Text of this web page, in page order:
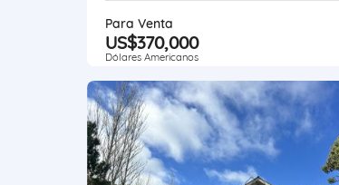
Para Venta
US$370,000
Dólares Americanos